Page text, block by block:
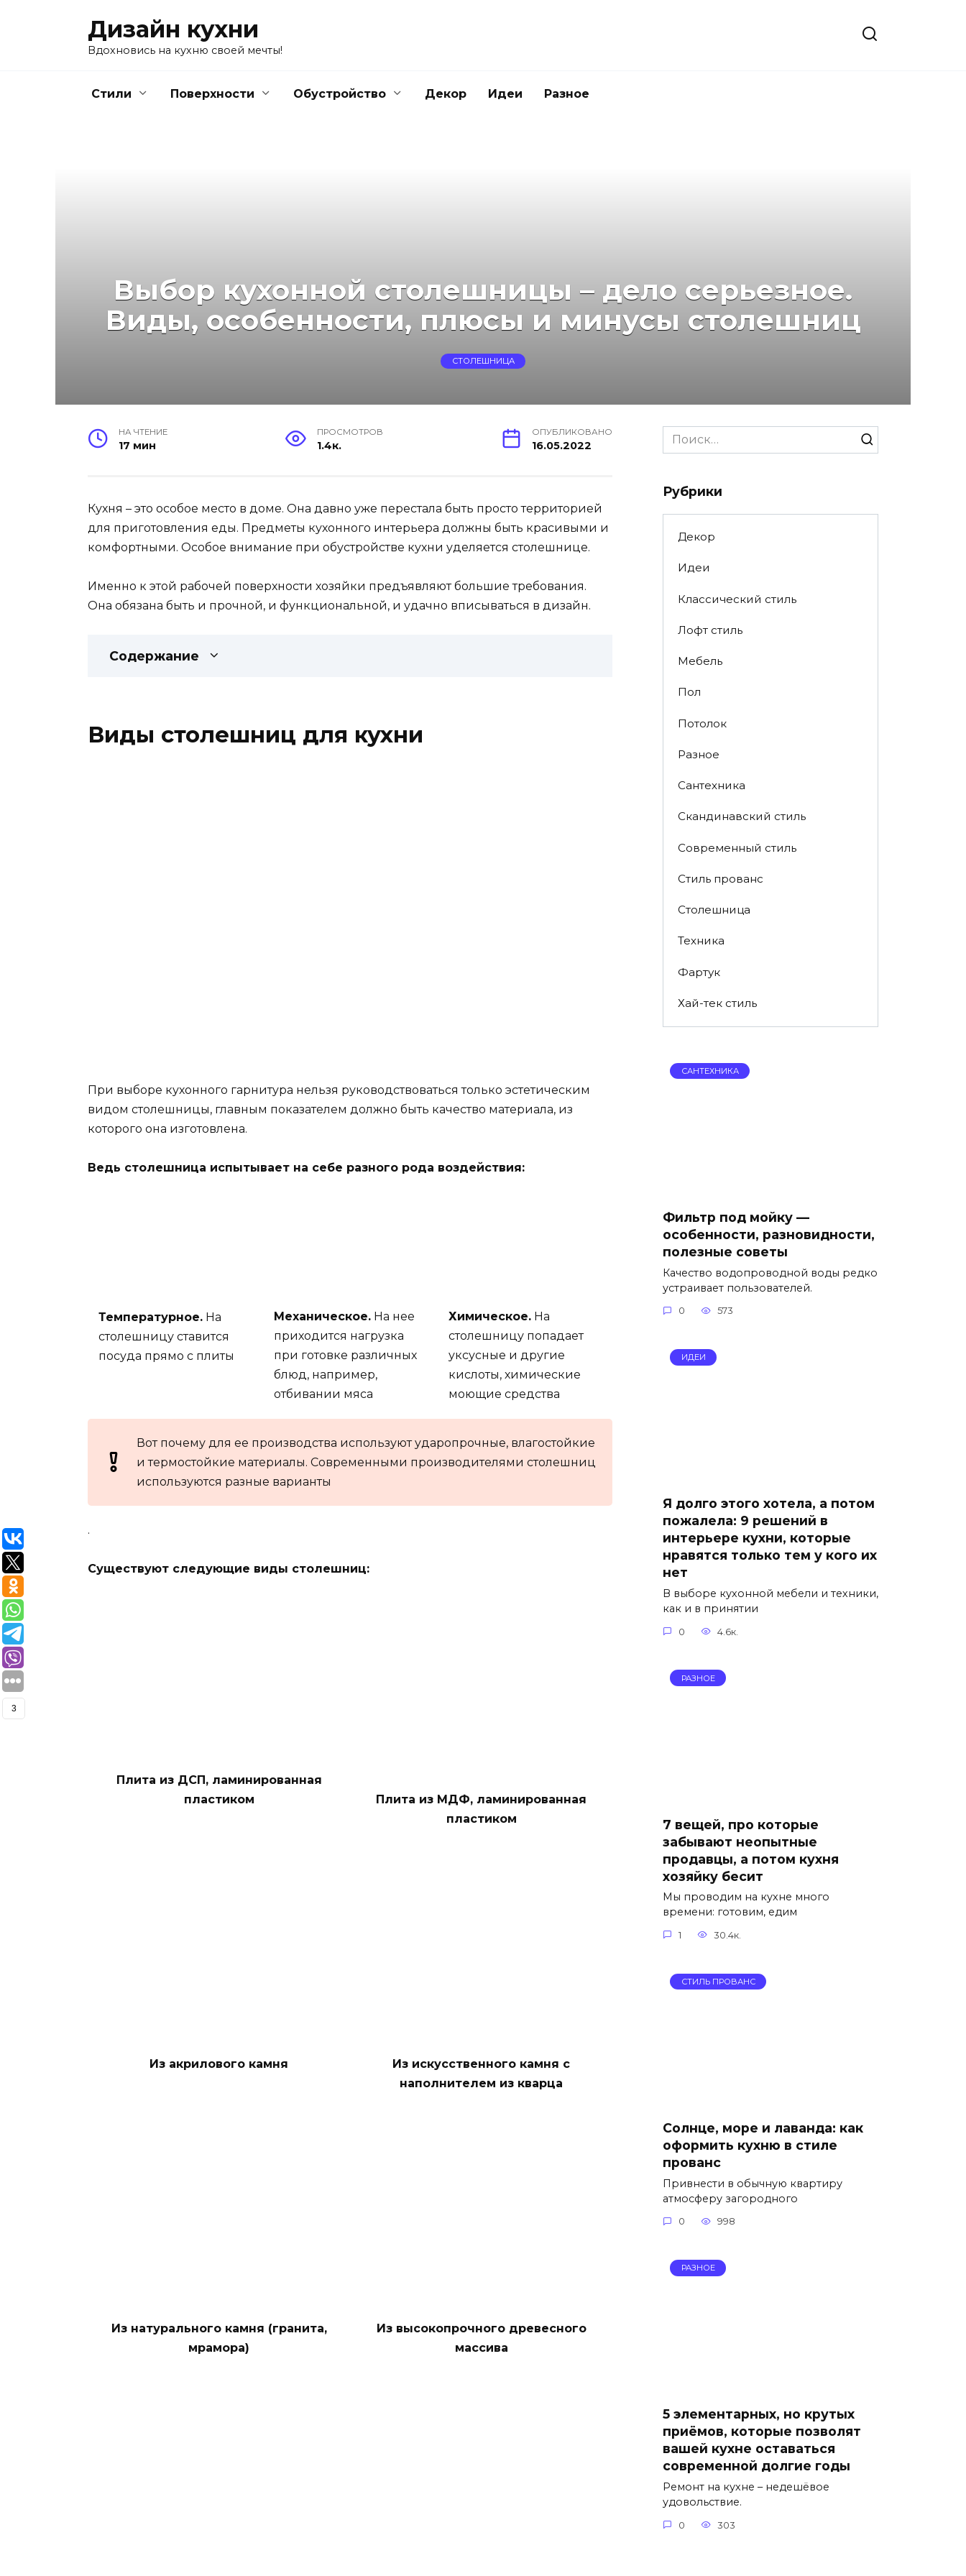
Дизайн кухни
Вдохновись на кухню своей мечты!
Стили Поверхности Обустройство Декор Идеи Разное
Выбор кухонной столешницы – дело серьезное.
Виды, особенности, плюсы и минусы столешниц
СТОЛЕШНИЦА
НА ЧТЕНИЕ
17 мин
ПРОСМОТРОВ
1.4к.
ОПУБЛИКОВАНО
16.05.2022
Кухня – это особое место в доме. Она давно уже перестала быть просто территорией
для приготовления еды. Предметы кухонного интерьера должны быть красивыми и
комфортными. Особое внимание при обустройстве кухни уделяется столешнице.
Именно к этой рабочей поверхности хозяйки предъявляют большие требования.
Она обязана быть и прочной, и функциональной, и удачно вписываться в дизайн.
Содержание
Виды столешниц для кухни
При выборе кухонного гарнитура нельзя руководствоваться только эстетическим
видом столешницы, главным показателем должно быть качество материала, из
которого она изготовлена.
Ведь столешница испытывает на себе разного рода воздействия:
Температурное. На
столешницу ставится
посуда прямо с плиты
Механическое. На нее
приходится нагрузка
при готовке различных
блюд, например,
отбивании мяса
Химическое. На
столешницу попадает
уксусные и другие
кислоты, химические
моющие средства
Вот почему для ее производства используют ударопрочные, влагостойкие
и термостойкие материалы. Современными производителями столешниц
используются разные варианты
.
Существуют следующие виды столешниц:
Плита из ДСП, ламинированная
пластиком
Плита из МДФ, ламинированная
пластиком
Из акрилового камня
Из искусственного камня с
наполнителем из кварца
Из натурального камня (гранита,
мрамора)
Из высокопрочного древесного
массива
Search
for:
Рубрики
Декор
Идеи
Классический стиль
Лофт стиль
Мебель
Пол
Потолок
Разное
Сантехника
Скандинавский стиль
Современный стиль
Стиль прованс
Столешница
Техника
Фартук
Хай-тек стиль
САНТЕХНИКА
Фильтр под мойку —
особенности, разновидности,
полезные советы
Качество водопроводной воды редко
устраивает пользователей.
0 573
ИДЕИ
Я долго этого хотела, а потом
пожалела: 9 решений в
интерьере кухни, которые
нравятся только тем у кого их
нет
В выборе кухонной мебели и техники,
как и в принятии
0 4.6к.
РАЗНОЕ
7 вещей, про которые
забывают неопытные
продавцы, а потом кухня
хозяйку бесит
Мы проводим на кухне много
времени: готовим, едим
1 30.4к.
СТИЛЬ ПРОВАНС
Солнце, море и лаванда: как
оформить кухню в стиле
прованс
Привнести в обычную квартиру
атмосферу загородного
0 998
РАЗНОЕ
5 элементарных, но крутых
приёмов, которые позволят
вашей кухне оставаться
современной долгие годы
Ремонт на кухне – недешёвое
удовольствие.
0 303
3